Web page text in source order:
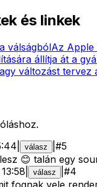
és linkek
válságbólAz Apple
állítja át a
változást tervez
válasz #5
😊 talán egy
13:58 válasz #4